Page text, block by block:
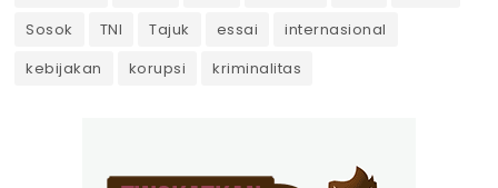
Sosok
TNI Tajuk essai
internasional
kebijakan
korupsi kriminalitas